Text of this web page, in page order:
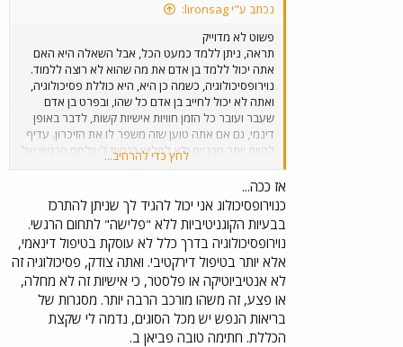
נכתב ע"י lironsag:
פשוט לא מדוייק
תראה, ניתן ללמד כמעט הכל, אבל השאלה היא האם
אתה יכול ללמד בן אדם את מה שהוא לא רוצה ללמוד.
נוירופסיכולוגיה, כשמה כן היא, היא כוללת פסיכולוגיה,
ואתה לא יכול לחייב בן אדם כל שהו, ובפרט בן אדם
שעבר ועובר כל הזמן חוויות אישיות קשות, לדבר באופן
דינמי, גם אם אתה טוען שזה משפר לו את הזיכרון. עדיף
להיות יותר טכניים ולא לפלוש בגסות לעולמם הרגשי של
אנשים לאחר פגיעות ראש, כי בשביל להפיק תועלת
מפסיכולוג, צריך קודם לרצות את זה. פה בדיוק טמון
ההבדל פסיכולוג לאנטיביוטיקה, או בין פסיכולוג
לפלסטר.כשפותרים בעיות רגשיות לפני שמתבקשים, לא
שמים לב מתי יש בעיות רגשיות שבכלל לא חושבים לטפל
בהן ומתי מייצרים בעיות רגשיות חדשות ומיותרות. ובקשר
לבריאות הנפש, זה דבר שכל כך מוזנח, שפשוט צריך
לירות בכל העוסקים בתחום אחד אחד. חתימה טובה.
לחץ כדי להרחיב...
אז ככה...
כנוירופסיכולוג אני יכול להגיד לך שניתן להתרכז
בבעיות הקוגניטיביות ללא "פלישה" לתחום הרגשי.
נוירופסיכולוגיה בדרך כלל לא עוסקת בטיפול דינאמי,
אלא יותר בטיפול דירקטיבי. ואתה צודק, פסיכולוגיה זה
לא אנטיביוטיקה או פלסטר, כי אישיות זה לא מחלה,
או פצע, זה משהו מורכב הרבה יותר. מסגרות של
בריאות הנפש יש מכל הסוגים, נדמה לי שקצת
הכללת. חתימה טובה פביאן ב.